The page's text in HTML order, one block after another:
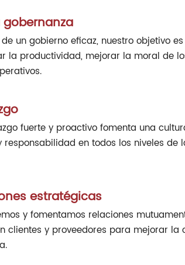
gobernanza
un gobierno eficaz, nuestro objetivo
la productividad, mejorar la moral de
fuerte y proactivo fomenta una
responsabilidad en todos los niveles de
estratégicas
y fomentamos relaciones
clientes y proveedores para mejorar la